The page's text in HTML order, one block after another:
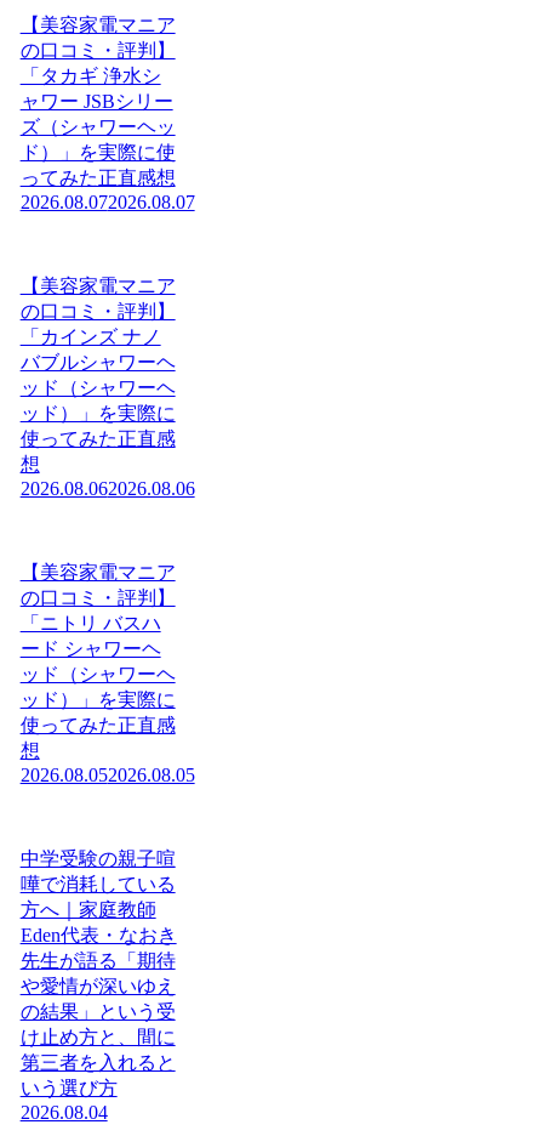
【美容家電マニア
の口コミ・評判】
「タカギ 浄水シ
ャワー JSBシリー
ズ（シャワーヘッ
ド）」を実際に使
ってみた正直感想
2026.08.072026.08.07
【美容家電マニア
の口コミ・評判】
「カインズ ナノ
バブルシャワーヘ
ッド（シャワーヘ
ッド）」を実際に
使ってみた正直感
想
2026.08.062026.08.06
【美容家電マニア
の口コミ・評判】
「ニトリ バスハ
ード シャワーヘ
ッド（シャワーヘ
ッド）」を実際に
使ってみた正直感
想
2026.08.052026.08.05
中学受験の親子喧
嘩で消耗している
方へ｜家庭教師
Eden代表・なおき
先生が語る「期待
や愛情が深いゆえ
の結果」という受
け止め方と、間に
第三者を入れると
いう選び方
2026.08.04